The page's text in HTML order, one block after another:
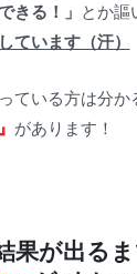
きる！」 とか謳
ています（汗）
ている方は分か
があります！
果が出る